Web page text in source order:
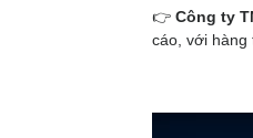
👉 Công ty
cáo, với hàng